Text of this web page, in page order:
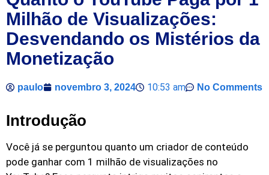
Milhão de Visualizações:
Desvendando os Mistérios da
Monetização
paulo novembro 3, 2024 10:53 am No Comments
Introdução
Você já se perguntou quanto um criador de conteúdo
pode ganhar com 1 milhão de visualizações no